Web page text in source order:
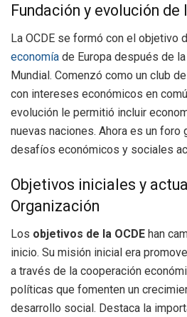
Fundación y evolución de
La OCDE se formó con el objetivo
economía de Europa después de
Mundial. Comenzó como un club
con intereses económicos en
evolución le permitió incluir
nuevas naciones. Ahora es un foro
desafíos económicos y sociales
Objetivos iniciales y
Organización
Los objetivos de la OCDE han
inicio. Su misión inicial era
a través de la cooperación
políticas que fomenten un
desarrollo social. Destaca la